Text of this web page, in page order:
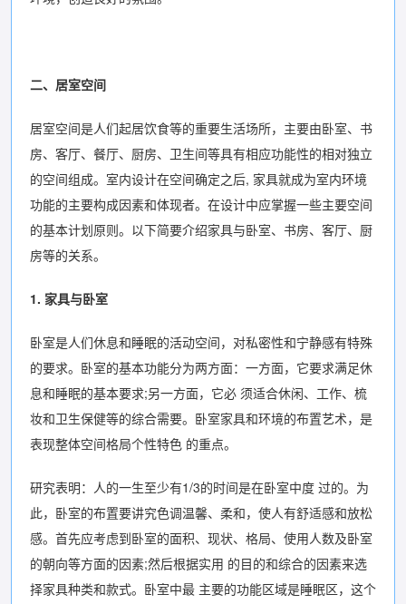
二、居室空间
居室空间是人们起居饮食等的重要生活场所，主要由卧室、书
房、客厅、餐厅、厨房、卫生间等具有相应功能性的相对独立
的空间组成。室内设计在空间确定之后, 家具就成为室内环境
功能的主要构成因素和体现者。在设计中应掌握一些主要空间
的基本计划原则。以下简要介绍家具与卧室、书房、客厅、厨
房等的关系。
1. 家具与卧室
卧室是人们休息和睡眠的活动空间，对私密性和宁静感有特殊
的要求。卧室的基本功能分为两方面：一方面，它要求满足休
息和睡眠的基本要求;另一方面，它必 须适合休闲、工作、梳
妆和卫生保健等的综合需要。卧室家具和环境的布置艺术，是
表现整体空间格局个性特色 的重点。
研究表明：人的一生至少有1/3的时间是在卧室中度 过的。为
此，卧室的布置要讲究色调温馨、柔和，使人有舒适感和放松
感。首先应考虑到卧室的面积、现状、格局、使用人数及卧室
的朝向等方面的因素;然后根据实用 的目的和综合的因素来选
择家具种类和款式。卧室中最 主要的功能区域是睡眠区，这个